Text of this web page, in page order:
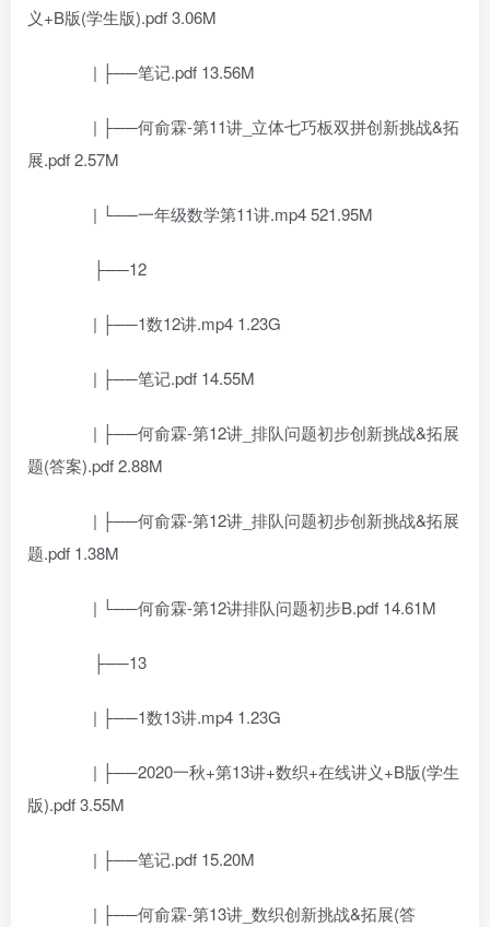
义+B版(学生版).pdf 3.06M
| ├──笔记.pdf 13.56M
| ├──何俞霖-第11讲_立体七巧板双拼创新挑战&拓
展.pdf 2.57M
| └──一年级数学第11讲.mp4 521.95M
├──12
| ├──1数12讲.mp4 1.23G
| ├──笔记.pdf 14.55M
| ├──何俞霖-第12讲_排队问题初步创新挑战&拓展
题(答案).pdf 2.88M
| ├──何俞霖-第12讲_排队问题初步创新挑战&拓展
题.pdf 1.38M
| └──何俞霖-第12讲排队问题初步B.pdf 14.61M
├──13
| ├──1数13讲.mp4 1.23G
| ├──2020一秋+第13讲+数织+在线讲义+B版(学生
版).pdf 3.55M
| ├──笔记.pdf 15.20M
| ├──何俞霖-第13讲_数织创新挑战&拓展(答